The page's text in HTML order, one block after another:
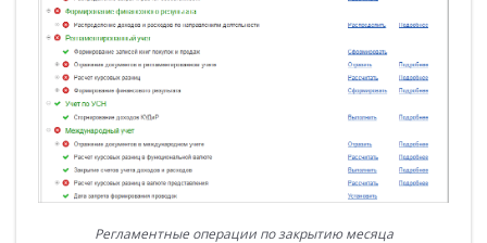
Регламентные операции по закрытию месяца